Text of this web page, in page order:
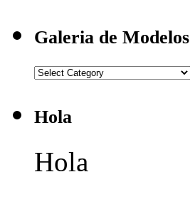
Galeria de Modelos
Galeria
Hola
Hola